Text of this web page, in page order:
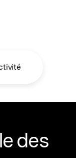
des